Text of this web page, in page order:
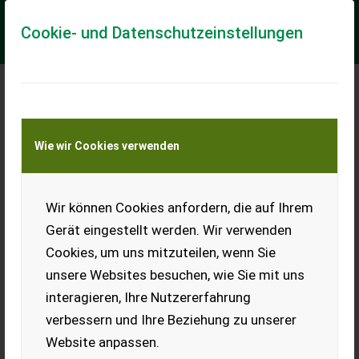
Cookie- und Datenschutzeinstellungen
Wie wir Cookies verwenden
Wir können Cookies anfordern, die auf Ihrem
Gerät eingestellt werden. Wir verwenden
Cookies, um uns mitzuteilen, wenn Sie
unsere Websites besuchen, wie Sie mit uns
interagieren, Ihre Nutzererfahrung
verbessern und Ihre Beziehung zu unserer
Website anpassen.
Meine Transportkostenanfrage
Transport von Land- und Baumaschinen –
KEINE Tiertransporte
Heu
Pferdeheu, 1. Schnitt,
Ballengröße: ab 1,30 m, Heu
von (2024) vorhanden,
frisches Heu (2025) im Heulager, Selbstabholung möglich,
Entfernung.